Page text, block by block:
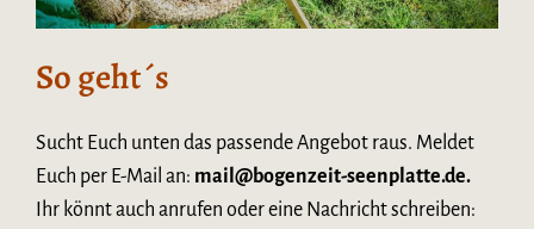
So geht´s
Sucht Euch unten das passende Angebot raus. Meldet
Euch per E-Mail an: mail@bogenzeit-seenplatte.de.
Ihr könnt auch anrufen oder eine Nachricht schreiben: